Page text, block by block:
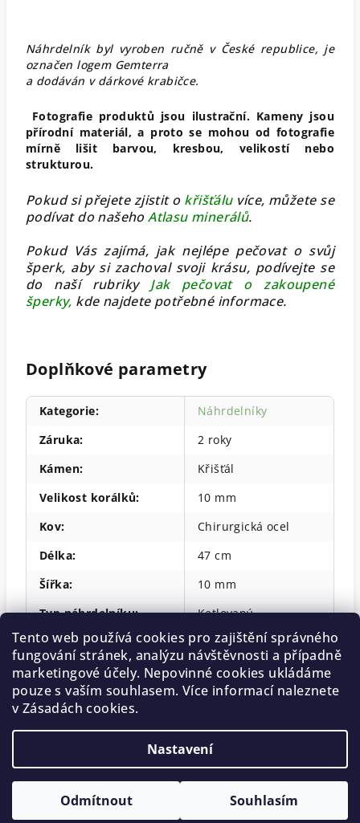
Tento web používá cookies pro zajištění správného
fungování stránek, analýzu návštěvnosti a případně
marketingové účely. Nepovinné cookies ukládáme
pouze s vaším souhlasem. Více informací naleznete
v Zásadách cookies.
Nastavení
Odmítnout Souhlasím
Náhrdelník byl vyroben ručně v České republice, je
označen logem Gemterra
a dodáván v dárkové krabičce.
Fotografie produktů jsou ilustrační. Kameny jsou
přírodní materiál, a proto se mohou od fotografie
mírně lišit barvou, kresbou, velikostí nebo
strukturou.
Pokud si přejete zjistit o křišťáluvíce, můžete se
podívat do našehoAtlasu minerálů.
Pokud Vás zajímá, jak nejlépe pečovat o svůj
šperk, aby si zachoval svoji krásu, podívejte se
do naší rubriky Jak pečovat o zakoupené
šperky, kde najdete potřebné informace.
Doplňkové parametry
Kategorie:
Náhrdelníky
Záruka:
2 roky
Kámen:
Křišťál
Velikost korálků:
10 mm
Kov:
Chirurgická ocel
Délka:
47 cm
Šířka:
10 mm
Typ náhrdelníku: Ketlovaný
Copyright 2026Gemterra.cz. Všechna práva vyhrazena.
Upravit nastavení cookies